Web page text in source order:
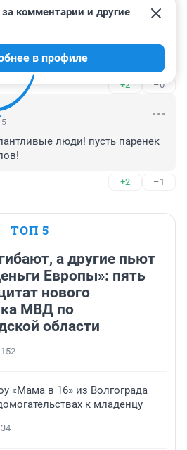
–0
+2 –0
комментарии и другие
в профиле
люди! пусть паренек
+2 –1
ТОП 5
а другие пьют
Европы»: пять
нового
МВД по
области
152
«Мама в 16» из Волгограда
к младенцу
34